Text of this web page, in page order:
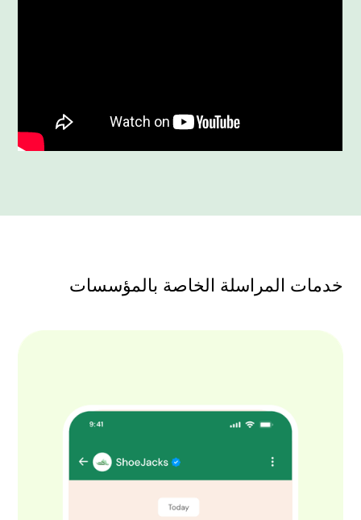
خدمات المراسلة الخاصة بالمؤسسات